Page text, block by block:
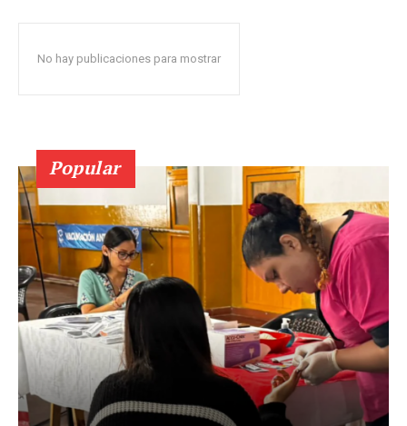
No hay publicaciones para mostrar
Popular